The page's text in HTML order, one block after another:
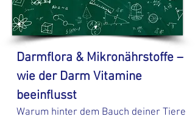
Darmflora & Mikronährstoffe –
wie der Darm Vitamine
beeinflusst
Warum hinter dem Bauch deiner Tiere